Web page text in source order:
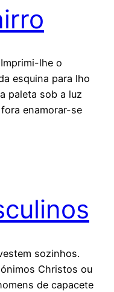
lhe o
esquina para lho
paleta sob a luz
enamorar-se
sozinhos.
Christos ou
de capacete